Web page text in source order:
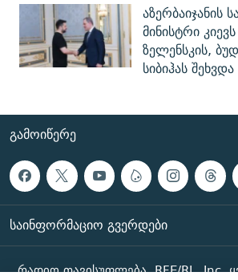
აზერბაიჯანის
მინისტრი
ზელენსკის,
სიბიჰას შეხვდა
ᲒᲐᲛᲝᲘᲬᲔᲠᲔ
ᲡᲐᲘᲜᲤᲝᲠᲛᲐᲪᲘᲝ ᲒᲕᲔᲠᲓᲔᲑᲘ
რადიო თავისუფლება, RFE/RL, Inc.